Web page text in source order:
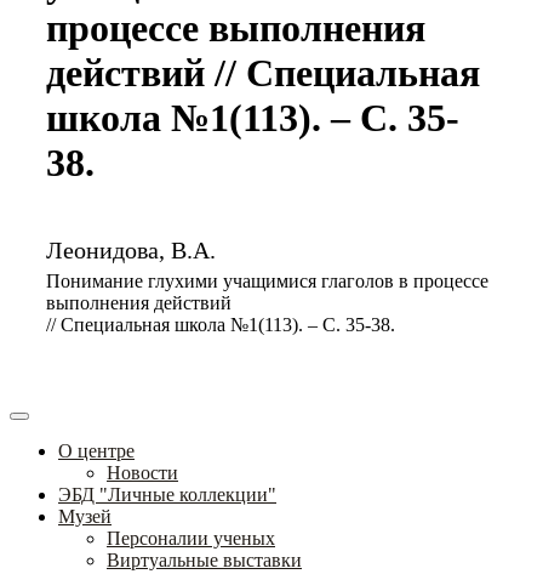
процессе выполнения
действий // Специальная
школа №1(113). – С. 35-
38.
Леонидова, В.А.
Понимание глухими учащимися глаголов в процессе
выполнения действий
// Специальная школа №1(113). – С. 35-38.
О центре
Новости
ЭБД "Личные коллекции"
Музей
Персоналии ученых
Виртуальные выставки